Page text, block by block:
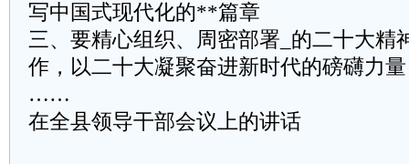
写中国式现代化的**篇章
三、要精心组织、周密部署_的二十大精
作，以二十大凝聚奋进新时代的磅礴力量
……
在全县领导干部会议上的讲话